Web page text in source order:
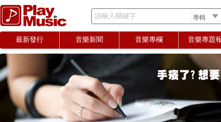
請輸入關鍵字
最新發行 音樂新聞 音樂專欄 音樂專題